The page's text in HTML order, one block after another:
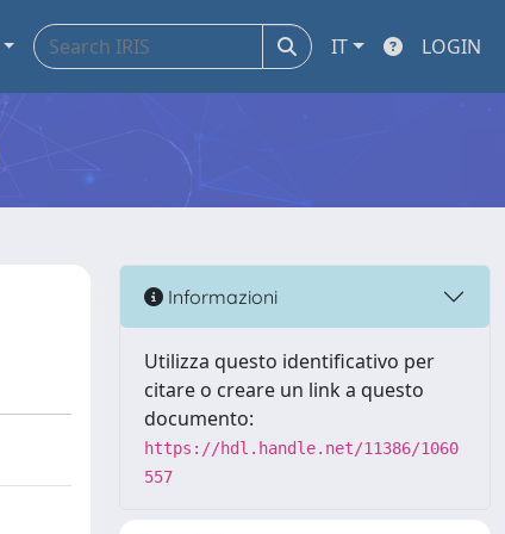
IT LOGIN
Informazioni
Utilizza questo identificativo per
citare o creare un link a questo
documento:
https://hdl.handle.net/11386/1060
557